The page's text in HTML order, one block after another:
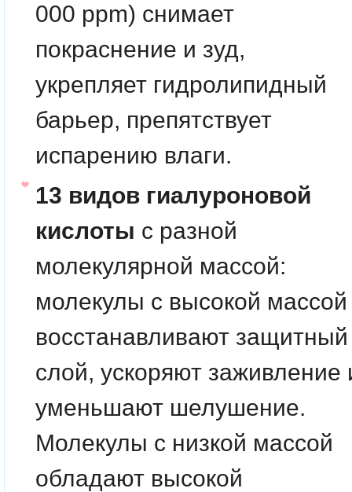
000 ppm) снимает
покраснение и зуд,
укрепляет гидролипидный
барьер, препятствует
испарению влаги.
13 видов гиалуроновой
кислоты с разной
молекулярной массой:
молекулы с высокой массой
восстанавливают защитный
слой, ускоряют заживление
уменьшают шелушение.
Молекулы с низкой массой
обладают высокой